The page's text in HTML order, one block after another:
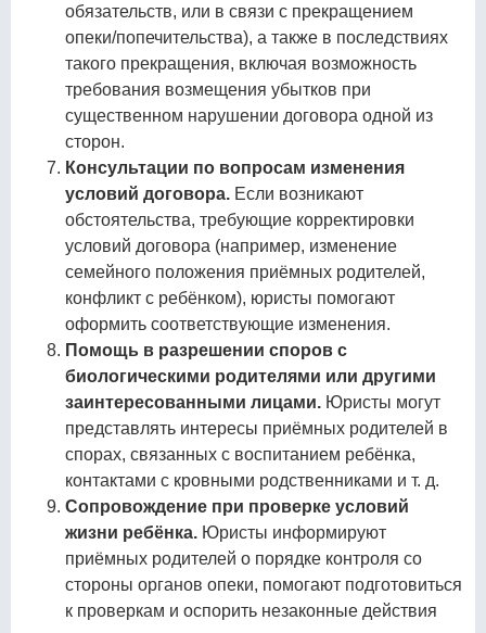
обязательств, или в связи с прекращением
опеки/попечительства), а также в последствиях
такого прекращения, включая возможность
требования возмещения убытков при
существенном нарушении договора одной из
сторон.
Консультации по вопросам изменения
условий договора. Если возникают
обстоятельства, требующие корректировки
условий договора (например, изменение
семейного положения приёмных родителей,
конфликт с ребёнком), юристы помогают
оформить соответствующие изменения.
Помощь в разрешении споров с
биологическими родителями или другими
заинтересованными лицами. Юристы могут
представлять интересы приёмных родителей в
спорах, связанных с воспитанием ребёнка,
контактами с кровными родственниками и т. д.
Сопровождение при проверке условий
жизни ребёнка. Юристы информируют
приёмных родителей о порядке контроля со
стороны органов опеки, помогают подготовиться
к проверкам и оспорить незаконные действия